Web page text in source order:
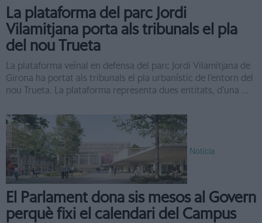
La plataforma del parc Jordi
Vilamitjana porta als tribunals el pla
del nou Trueta
La plataforma veïnal en defensa del parc Jordi Vilamitjana de
Girona ha portat als tribunals el pla urbanístic de l’entorn del
nou Trueta. La plataforma representa dues entitats, d’una ...
Notícia
El Parlament dona sis mesos al Govern
perquè fixi el calendari del Campus